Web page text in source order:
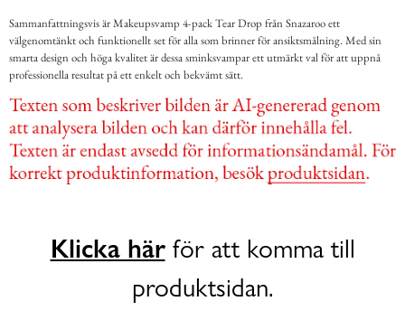
Sammanfattningsvis är Makeupsvamp 4-pack Tear Drop från Snazaroo ett
välgenomtänkt och funktionellt set för alla som brinner för ansiktsmålning. Med sin
smarta design och höga kvalitet är dessa sminksvampar ett utmärkt val för att uppnå
professionella resultat på ett enkelt och bekvämt sätt.
Klicka härför att komma till
produktsidan.